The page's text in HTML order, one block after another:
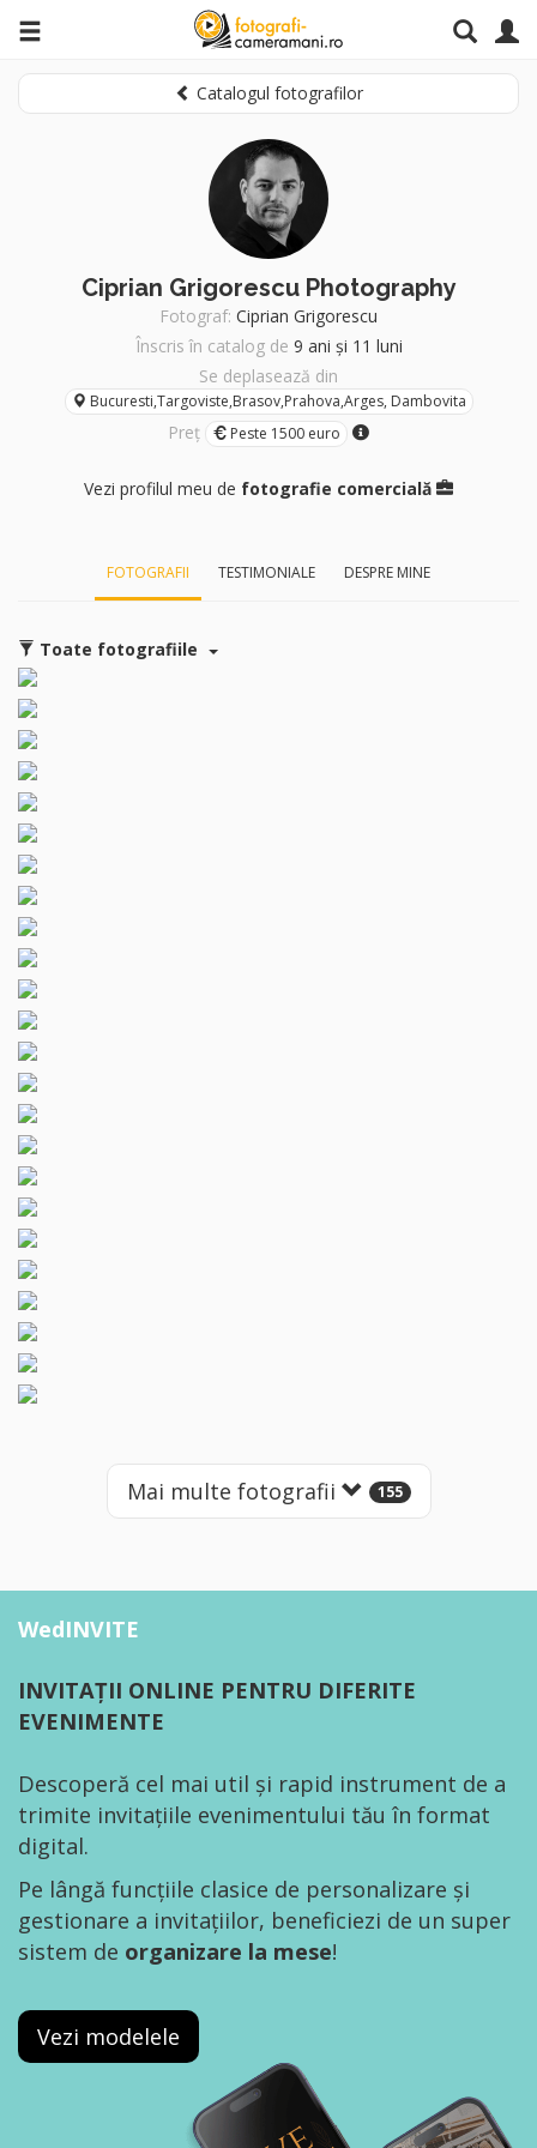
Catalogul fotografilor
Ciprian Grigorescu Photography
Fotograf: Ciprian Grigorescu
Înscris în catalog de 9 ani și 11 luni
Se deplasează din
Bucuresti,Targoviste,Brasov,Prahova,Arges, Dambovita
Preț Peste 1500 euro
Vezi profilul meu de fotografie comercială
FOTOGRAFII TESTIMONIALE DESPRE MINE
Toate fotografiile
Mai multe fotografii 155
WedINVITE
INVITAȚII ONLINE PENTRU DIFERITE
EVENIMENTE
Descoperă cel mai util și rapid instrument de a
trimite invitațiile evenimentului tău în format
digital.
Pe lângă funcțiile clasice de personalizare și
gestionare a invitațiilor, beneficiezi de un super
sistem de organizare la mese!
Vezi modelele